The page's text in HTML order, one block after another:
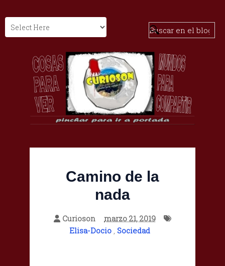
Camino de la
nada
Curioson
marzo 21, 2019
Elisa-Docio, Sociedad